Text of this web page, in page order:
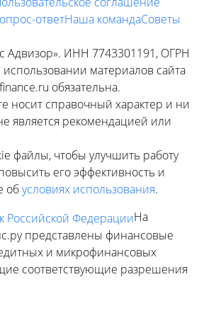
ответНаша командаСоветы
ИНН 7743301191, ОГРН
материалов сайта
обязательна.
носит справочный характер и ни
является рекомендацией или
файлы, чтобы улучшить работу
его эффективность и
обусловиях использования.
На
представлены финансовые
и микрофинансовых
соответствующие разрешения